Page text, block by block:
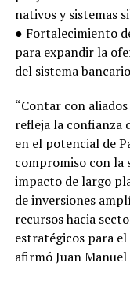
nativos y sistemas
● Fortalecimiento
para expandir la
del sistema
“Contar con
refleja la confianza
en el potencial de
compromiso con la
impacto de largo
de inversiones
recursos hacia
estratégicos para
afirmó Juan